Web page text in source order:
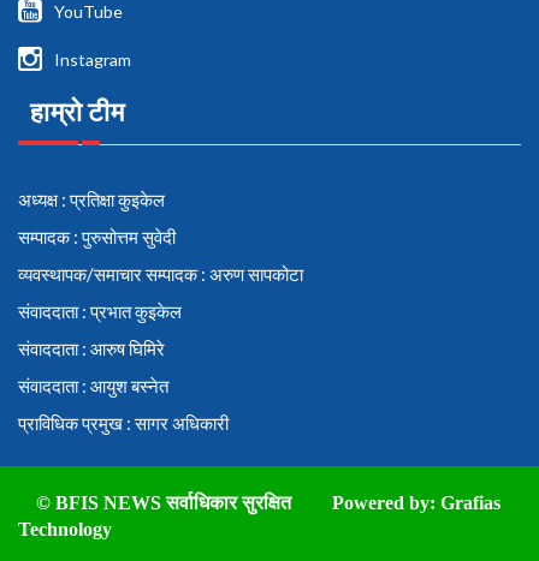
YouTube
Instagram
हाम्रो टीम
अध्यक्ष : प्रतिक्षा कुइकेल
सम्पादक : पुरुसोत्तम सुवेदी
व्यवस्थापक/समाचार सम्पादक : अरुण सापकोटा
संवाददाता : प्रभात कुइकेल
संवाददाता : आरुष घिमिरे
संवाददाता : आयुश बस्नेत
प्राविधिक प्रमुख : सागर अधिकारी
© BFIS NEWS सर्वाधिकार सुरक्षित Powered by: Grafias
Technology